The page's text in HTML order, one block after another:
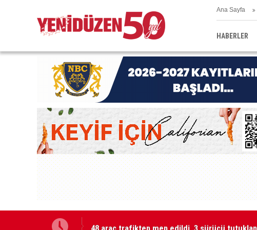
Ana Sayfa
HABERLER
EĞİTİM
48 araç trafikten men edildi, 3 sürücü